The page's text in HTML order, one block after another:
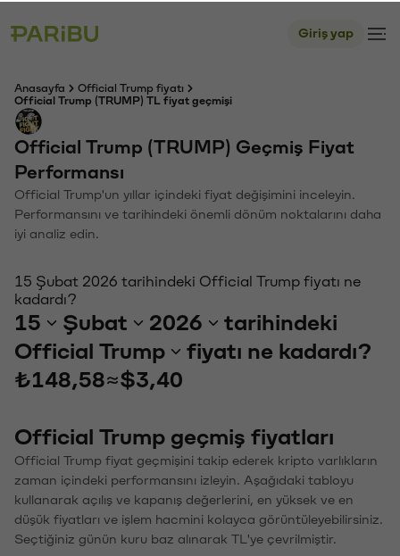
Giriş yap
Anasayfa
Official Trump fiyatı
Official Trump (TRUMP) TL fiyat geçmişi
Official Trump (TRUMP) Geçmiş Fiyat
Performansı
Official Trump'un yıllar içindeki fiyat değişimini inceleyin.
Performansını ve tarihindeki önemli dönüm noktalarını daha
iyi analiz edin.
15 Şubat 2026 tarihindeki Official Trump fiyatı ne
kadardı?
15 Şubat 2026
tarihindeki
Official Trump
fiyatı ne kadardı?
₺148,58≈$3,40
Official Trump geçmiş fiyatları
Official Trump fiyat geçmişini takip ederek kripto varlıkların
zaman içindeki performansını izleyin. Aşağıdaki tabloyu
kullanarak açılış ve kapanış değerlerini, en yüksek ve en
düşük fiyatları ve işlem hacmini kolayca görüntüleyebilirsiniz.
Seçtiğiniz günün kuru baz alınarak TL'ye çevrilmiştir.